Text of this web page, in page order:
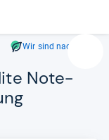
Geben
Wir sind nachhaltig
Note­